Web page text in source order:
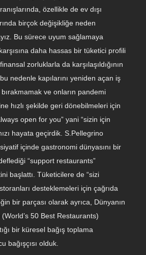
özellikle de ev dışı
birçok değişikliğe neden
Bu sürece uyum sağlamaya
daha hassas bir tüketici profili
zorluklarla da karşılaşıldığının
nedenle kapılarını yeniden açan iş
bırakmamak ve onların pandemi
hızlı şekilde geri dönebilmeleri için
open for you” yani “sizin için
hayata geçirdik. S.Pellegrino
içinde gastronomi dünyasını bir
“support restaurants”
başlattı. Tüketicilere de “sizi
desteklemeleri için çağrıda
bir parçası olarak ayrıca, Dünyanın
50 Best Restaurants)
bir küresel bağış toplama
bağışçısı olduk.